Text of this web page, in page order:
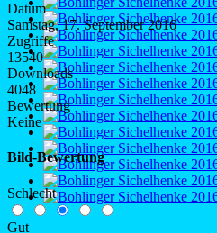
Datum
Samstag, 17. September 2016
Zugriffe
13540
Downloads
4048
Bewertung
Keine
Bild-Bewertung
Schlecht
Gut